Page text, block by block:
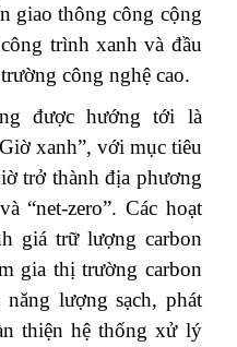
giao thông công cộng
trình xanh và đầu
công nghệ cao.
được hướng tới là
xanh”, với mục tiêu
trở thành địa phương
“net-zero”. Các hoạt
giá trữ lượng carbon
gia thị trường carbon
lượng sạch, phát
thiện hệ thống xử lý